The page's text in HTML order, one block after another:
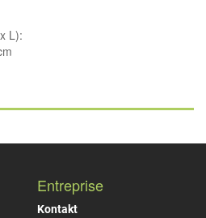
L):
Entreprise
Kontakt